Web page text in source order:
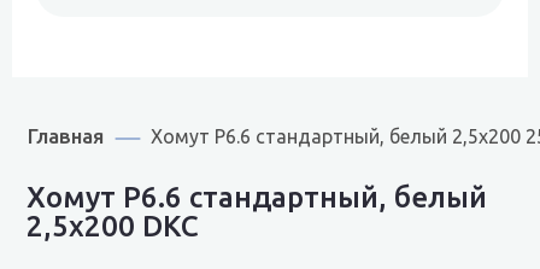
Главная Хомут P6.6 стандартный, белый 2,5x200
Хомут P6.6 стандартный, белый
2,5x200 DKC